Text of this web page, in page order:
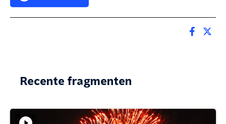
Recente fragmenten